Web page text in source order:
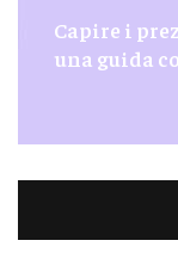
Capire i
una guida